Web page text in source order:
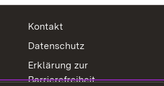
Kontakt
Datenschutz
Erklärung zur
Barrierefreiheit